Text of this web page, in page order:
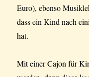
Euro), ebenso
dass ein Kind nach
hat.
Mit einer Cajon für